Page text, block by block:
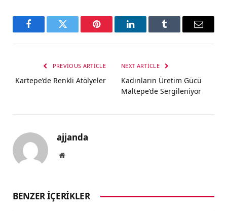
FacebookTwitter Pinterest LinkedInTumblr Email
PREVIOUS ARTICLE
Kartepe’de Renkli Atölyeler
NEXT ARTICLE
Kadınların Üretim Gücü
Maltepe’de Sergileniyor
ajjanda
Website
BENZER İÇERIKLER